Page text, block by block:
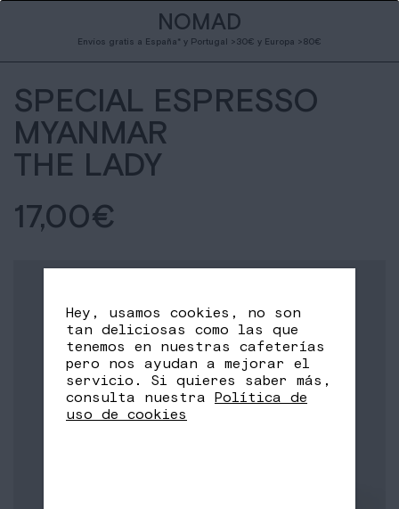
NOMAD
Envíos gratis a España* y Portugal >30€ y Europa >80€
SPECIAL ESPRESSO
MYANMAR
THE LADY
17,00€
Hey, usamos cookies, no son
tan deliciosas como las que
tenemos en nuestras cafeterías
pero nos ayudan a mejorar el
servicio. Si quieres saber más,
consulta nuestra Política de
uso de cookies